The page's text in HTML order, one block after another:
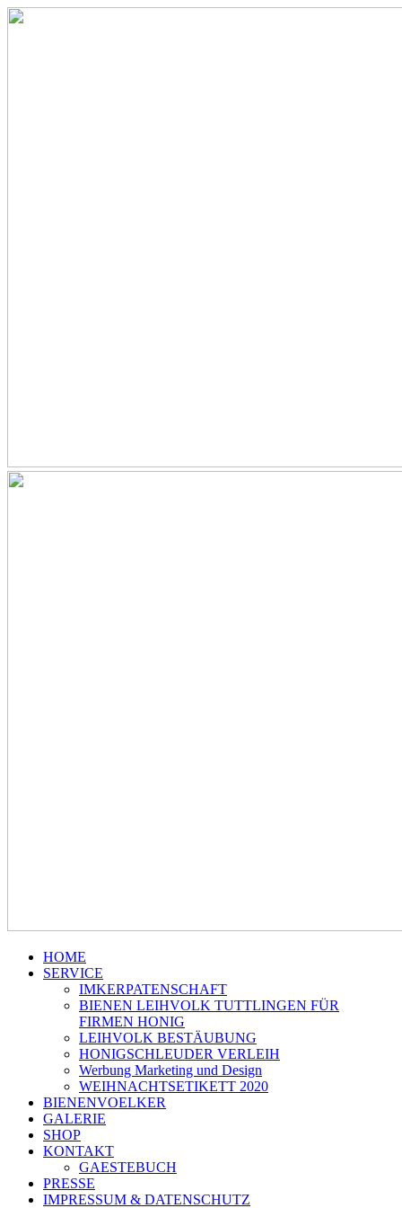
HOME
SERVICE
IMKERPATENSCHAFT
BIENEN LEIHVOLK TUTTLINGEN FÜR
FIRMEN HONIG
LEIHVOLK BESTÄUBUNG
HONIGSCHLEUDER VERLEIH
Werbung Marketing und Design
WEIHNACHTSETIKETT 2020
BIENENVOELKER
GALERIE
SHOP
KONTAKT
GAESTEBUCH
PRESSE
IMPRESSUM & DATENSCHUTZ